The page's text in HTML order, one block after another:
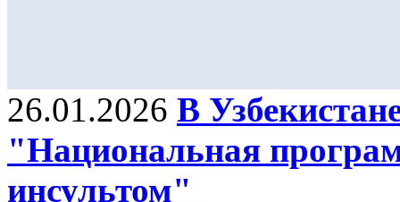
26.01.2026 В
"Национальная
инсультом"